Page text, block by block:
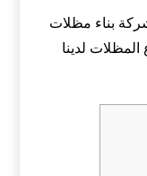
بناء مظلات
لدينا